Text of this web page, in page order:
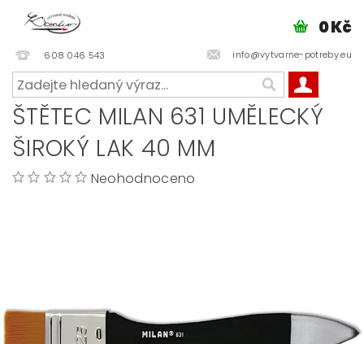
608 046 543 info@vytvarne-potreby.eu
0 Kč
ŠTĚTEC MILAN 631 UMĚLECKÝ
ŠIROKÝ LAK 40 MM
Neohodnoceno